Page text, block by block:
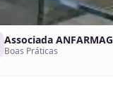
Associada ANFARMAG
Boas Práticas